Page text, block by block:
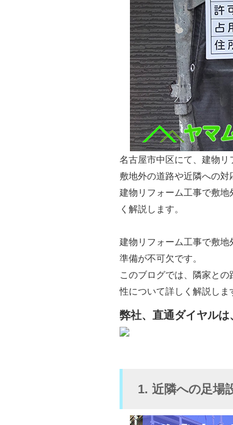
名古屋市中区にて、建物リ
敷地外の道路や近隣への対
建物リフォーム工事で敷
く解説します。
建物リフォーム工事で敷
準備が不可欠です。
このブログでは、隣家と
性について詳しく解説しま
弊社、直通ダイヤルは
1. 近隣への足場